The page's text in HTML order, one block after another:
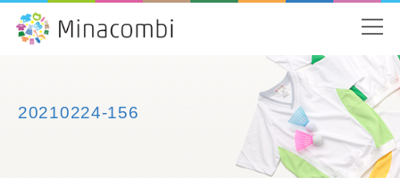
20210224-156